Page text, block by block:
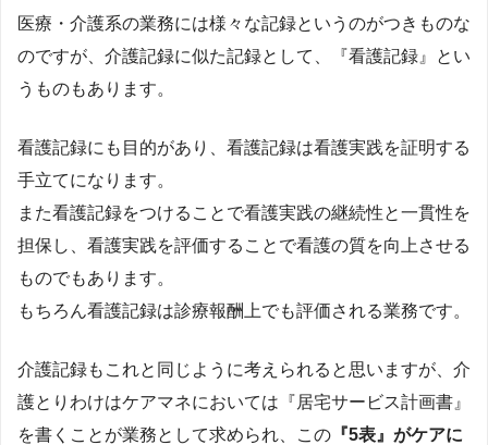
医療・介護系の業務には様々な記録というのがつきものな
のですが、介護記録に似た記録として、『看護記録』とい
うものもあります。
看護記録にも目的があり、看護記録は看護実践を証明する
手立てになります。
また看護記録をつけることで看護実践の継続性と一貫性を
担保し、看護実践を評価することで看護の質を向上させる
ものでもあります。
もちろん看護記録は診療報酬上でも評価される業務です。
介護記録もこれと同じように考えられると思いますが、介
護とりわけはケアマネにおいては『居宅サービス計画書』
を書くことが業務として求められ、この 『5表』がケアに